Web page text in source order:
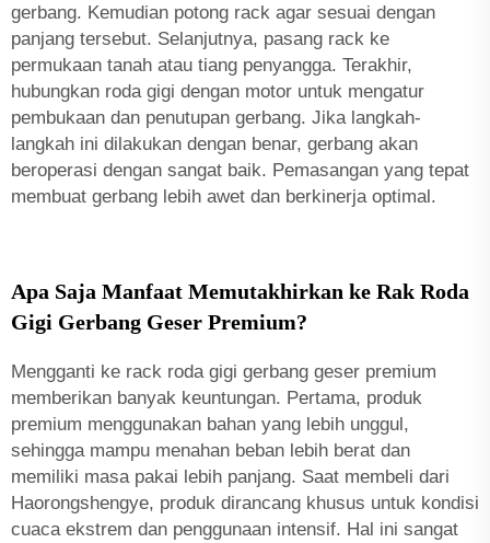
gerbang. Kemudian potong rack agar sesuai dengan
panjang tersebut. Selanjutnya, pasang rack ke
permukaan tanah atau tiang penyangga. Terakhir,
hubungkan roda gigi dengan motor untuk mengatur
pembukaan dan penutupan gerbang. Jika langkah-
langkah ini dilakukan dengan benar, gerbang akan
beroperasi dengan sangat baik. Pemasangan yang tepat
membuat gerbang lebih awet dan berkinerja optimal.
Apa Saja Manfaat Memutakhirkan ke Rak Roda
Gigi Gerbang Geser Premium?
Mengganti ke rack roda gigi gerbang geser premium
memberikan banyak keuntungan. Pertama, produk
premium menggunakan bahan yang lebih unggul,
sehingga mampu menahan beban lebih berat dan
memiliki masa pakai lebih panjang. Saat membeli dari
Haorongshengye, produk dirancang khusus untuk kondisi
cuaca ekstrem dan penggunaan intensif. Hal ini sangat